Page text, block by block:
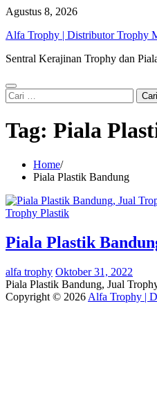
Skip
content
Agustus 8, 2026
Alfa Trophy | Distributor Trophy
Sentral Kerajinan Trophy dan
Cari
untuk:
Tag: Piala
Home
Piala Plastik Bandung
Trophy Plastik
Piala Plastik
alfa trophy Oktober 31, 2022
Piala Plastik Bandung, Jual
Copyright © 2026 Alfa Trophy |